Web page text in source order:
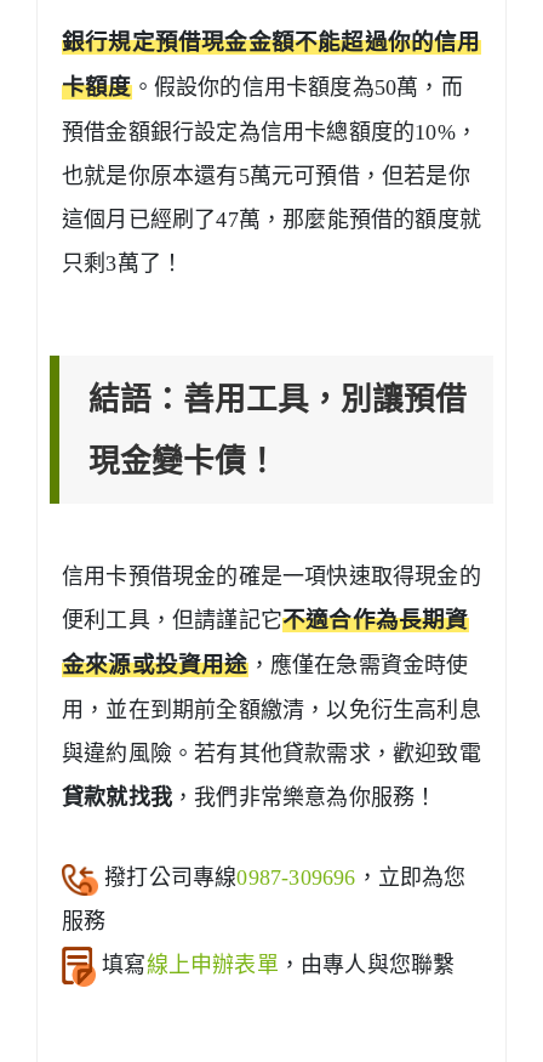
銀行規定預借現金金額不能超過你的信用
卡額度。假設你的信用卡額度為50萬，而
預借金額銀行設定為信用卡總額度的10%，
也就是你原本還有5萬元可預借，但若是你
這個月已經刷了47萬，那麼能預借的額度就
只剩3萬了！
結語：善用工具，別讓預借
現金變卡債！
信用卡預借現金的確是一項快速取得現金的
便利工具，但請謹記它不適合作為長期資
金來源或投資用途，應僅在急需資金時使
用，並在到期前全額繳清，以免衍生高利息
與違約風險。若有其他貸款需求，歡迎致電
貸款就找我 ，我們非常樂意為你服務！
撥打公司專線0987-309696 ，立即為您
服務
填寫線上申辦表單 ，由專人與您聯繫